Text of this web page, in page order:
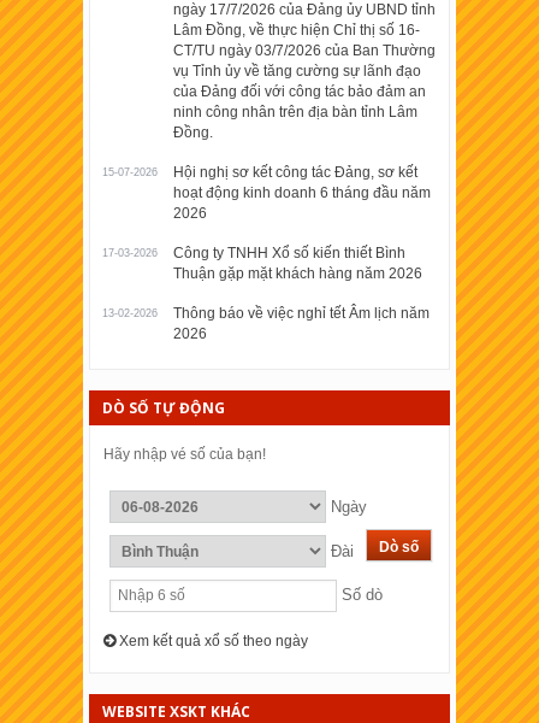
ngày 17/7/2026 của Đảng ủy UBND tỉnh
Lâm Đồng, về thực hiện Chỉ thị số 16-
CT/TU ngày 03/7/2026 của Ban Thường
vụ Tỉnh ủy về tăng cường sự lãnh đạo
của Đảng đối với công tác bảo đảm an
ninh công nhân trên địa bàn tỉnh Lâm
Đồng.
15-07-2026
Hội nghị sơ kết công tác Đảng, sơ kết
hoạt động kinh doanh 6 tháng đầu năm
2026
17-03-2026
Công ty TNHH Xổ số kiến thiết Bình
Thuận gặp mặt khách hàng năm 2026
13-02-2026
Thông báo về việc nghỉ tết Âm lịch năm
2026
DÒ SỐ TỰ ĐỘNG
Hãy nhập vé số của bạn!
Ngày
Đài
Số dò
Xem kết quả xổ số theo ngày
WEBSITE XSKT KHÁC